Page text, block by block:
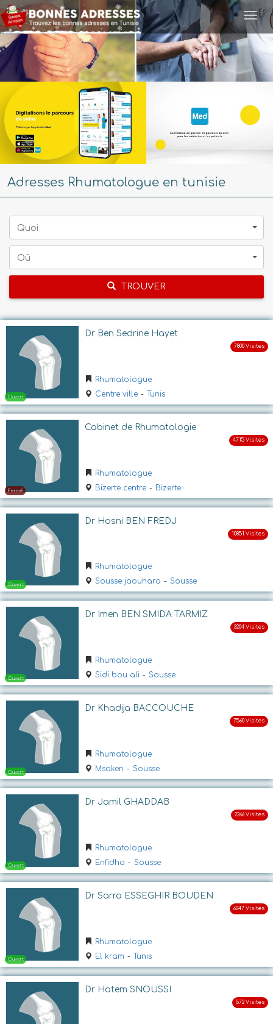
Adresses Rhumatologue en tunisie
Quoi
Oû
TROUVER
Dr Ben Sedrine Hayet
Rhumatologue
Centre ville - Tunis
Fermé
Cabinet de Rhumatologie
Rhumatologue
Bizerte centre - Bizerte
Dr Hosni BEN FREDJ
Rhumatologue
Sousse jaouhara - Sousse
Ouvert
Dr Imen BEN SMIDA TARMIZ
Rhumatologue
Sidi bou ali - Sousse
Dr Khadija BACCOUCHE
Rhumatologue
Msaken - Sousse
Dr Jamil GHADDAB
Rhumatologue
Enfidha - Sousse
Dr Sarra ESSEGHIR BOUDEN
Rhumatologue
El kram - Tunis
Dr Hatem SNOUSSI